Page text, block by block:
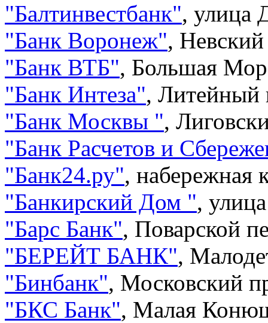
"Балтинвестбанк", улица
"Банк Воронеж", Невский
"Банк ВТБ", Большая
"Банк Интеза", Литейный
"Банк Москвы ",
"Банк Расчетов и
"Банк24.ру", набережная
"Банкирский Дом ",
"Барс Банк", Поварской
"БЕРЕЙТ БАНК",
"Бинбанк", Московский
"БКС Банк", Малая